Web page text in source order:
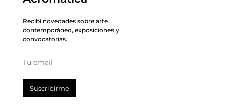
Recibí novedades sobre arte
contemporáneo, exposiciones y
convocatorias.
Suscribirme